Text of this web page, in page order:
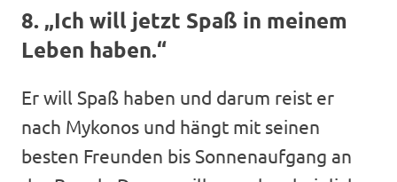
8. „Ich will jetzt Spaß in meinem
Leben haben.“
Er will Spaß haben und darum reist er
nach Mykonos und hängt mit seinen
besten Freunden bis Sonnenaufgang an